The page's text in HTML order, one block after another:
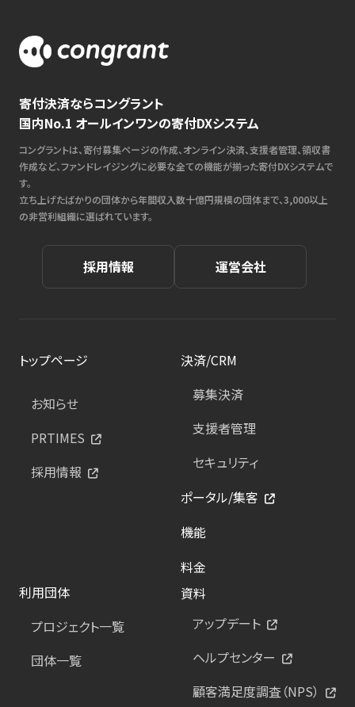
寄付決済ならコングラント
国内No.1 オールインワンの寄付DXシステム
コングラントは、寄付募集ページの作成、オンライン決済、支援者管理、領収書
作成など、ファンドレイジングに必要な全ての機能が揃った寄付DXシステムで
す。
立ち上げたばかりの団体から年間収入数十億円規模の団体まで、3,000以上
の非営利組織に選ばれています。
採用情報 運営会社
トップページ
お知らせ
PRTIMES
採用情報
決済/CRM
募集決済
支援者管理
セキュリティ
ポータル/集客
機能
料金
利用団体
プロジェクト一覧
団体一覧
資料
アップデート
ヘルプセンター
顧客満足度調査（NPS）